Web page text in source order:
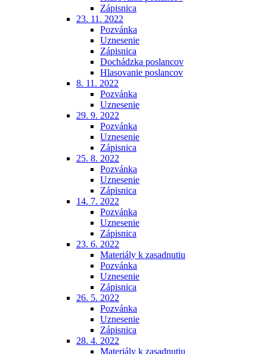
Zápisnica
23. 11. 2022
Pozvánka
Uznesenie
Zápisnica
Dochádzka poslancov
Hlasovanie poslancov
8. 11. 2022
Pozvánka
Uznesenie
29. 9. 2022
Pozvánka
Uznesenie
Zápisnica
25. 8. 2022
Pozvánka
Uznesenie
Zápisnica
14. 7. 2022
Pozvánka
Uznesenie
Zápisnica
23. 6. 2022
Materiály k zasadnutiu
Pozvánka
Uznesenie
Zápisnica
26. 5. 2022
Pozvánka
Uznesenie
Zápisnica
28. 4. 2022
Materiály k zasadnutiu